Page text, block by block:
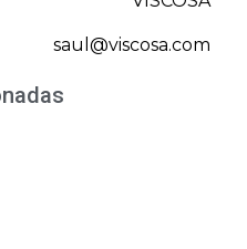
saul@viscosa.com